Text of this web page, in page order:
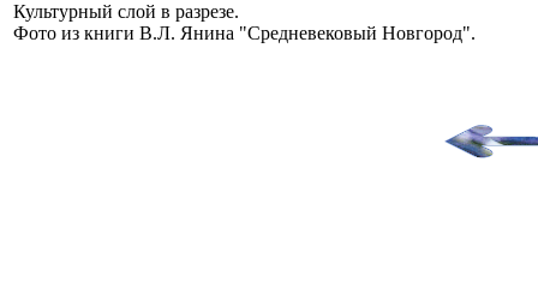
Культурный слой в разрезе.
Фото из книги В.Л. Янина "Средневековый Новгород".